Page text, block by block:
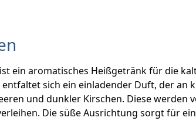
ein aromatisches Heißgetränk für die
sich ein einladender Duft, der
und dunkler Kirschen. Diese werden
Die süße Ausrichtung sorgt für